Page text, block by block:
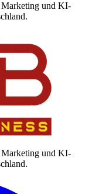
Marketing und KI-
Marketing und KI-